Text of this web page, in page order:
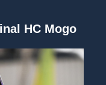
HC Mogo